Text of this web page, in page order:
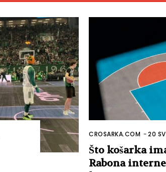
CROSARKA.COM -20
Što košarka
Rabona